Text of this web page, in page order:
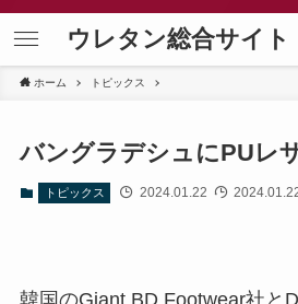
ウレタン総合サイ
ホーム トピックス
バングラデシュにPUレ
トピックス 2024.01.22
韓国のGiant BD Footwear社と